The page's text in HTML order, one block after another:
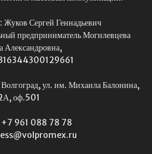
Жуков Сергей Геннадьевич
предприниматель Могилевцева
Александровна,
ул. им. Михаила Балонина,
оф.501
+7 961 088 78 78